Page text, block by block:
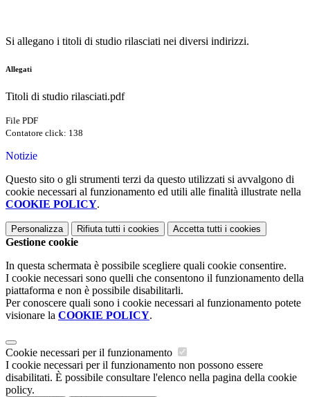
Si allegano i titoli di studio rilasciati nei diversi indirizzi.
Allegati
Titoli di studio rilasciati.pdf
File PDF
Contatore click: 138
Notizie
Questo sito o gli strumenti terzi da questo utilizzati si avvalgono di
cookie necessari al funzionamento ed utili alle finalità illustrate nella
COOKIE POLICY.
Personalizza Rifiuta tutti i cookies Accetta tutti i cookies
Gestione cookie
In questa schermata è possibile scegliere quali cookie consentire.
I cookie necessari sono quelli che consentono il funzionamento della
piattaforma e non è possibile disabilitarli.
Per conoscere quali sono i cookie necessari al funzionamento potete
visionare la COOKIE POLICY.
Cookie necessari per il funzionamento
I cookie necessari per il funzionamento non possono essere
disabilitati. È possibile consultare l'elenco nella pagina della cookie
policy.